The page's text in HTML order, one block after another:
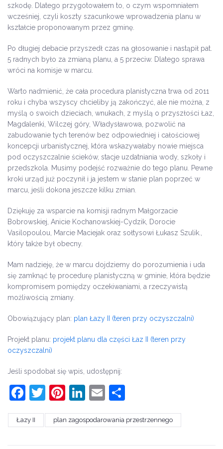
szkodę. Dlatego przygotowałem to, o czym wspomniałem
wcześniej, czyli koszty szacunkowe wprowadzenia planu w
kształcie proponowanym przez gminę.
Po długiej debacie przyszedł czas na głosowanie i nastąpił pat.
5 radnych było za zmianą planu, a 5 przeciw. Dlatego sprawa
wróci na komisje w marcu.
Warto nadmienić, że cała procedura planistyczna trwa od 2011
roku i chyba wszyscy chcieliby ją zakończyć, ale nie można, z
myślą o swoich dzieciach, wnukach, z myślą o przyszłości Łaz,
Magdalenki, Wilczej góry, Władysławowa, pozwolić na
zabudowanie tych terenów bez odpowiedniej i całościowej
koncepcji urbanistycznej, która wskazywałaby nowie miejsca
pod oczyszczalnie ścieków, stacje uzdatniania wody, szkoły i
przedszkola. Musimy podejść rozważnie do tego planu. Pewne
kroki urząd już poczynił i ja jestem w stanie plan poprzeć w
marcu, jeśli dokona jeszcze kilku zmian.
Dziękuję za wsparcie na komisji radnym Małgorzacie
Bobrowskiej, Anicie Kochanowskiej-Cydzik, Dorocie
Vasilopoulou, Marcie Maciejak oraz sołtysowi Łukasz Szulik.,
który także był obecny.
Mam nadzieję, że w marcu dojdziemy do porozumienia i uda
się zamknąć tę procedurę planistyczną w gminie, która będzie
kompromisem pomiędzy oczekiwaniami, a rzeczywistą
możliwością zmiany.
Obowiązujący plan: plan Łazy II (teren przy oczyszczalni)
Projekt planu: projekt planu dla części Łaz II (teren przy
oczyszczalni)
Jeśli spodobał się wpis, udostępnij:
Facebook
Twitter
Pinterest
LinkedIn
Email
Łazy II plan zagospodarowania przestrzennego